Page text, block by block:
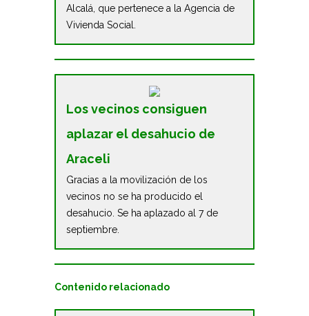
Alcalá, que pertenece a la Agencia de
Vivienda Social.
Los vecinos consiguen
aplazar el desahucio de
Araceli
Gracias a la movilización de los
vecinos no se ha producido el
desahucio. Se ha aplazado al 7 de
septiembre.
Contenido relacionado